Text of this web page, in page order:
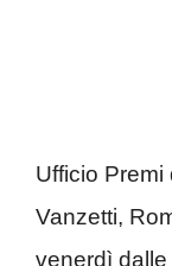
Ufficio
Vanzetti,
venerdì